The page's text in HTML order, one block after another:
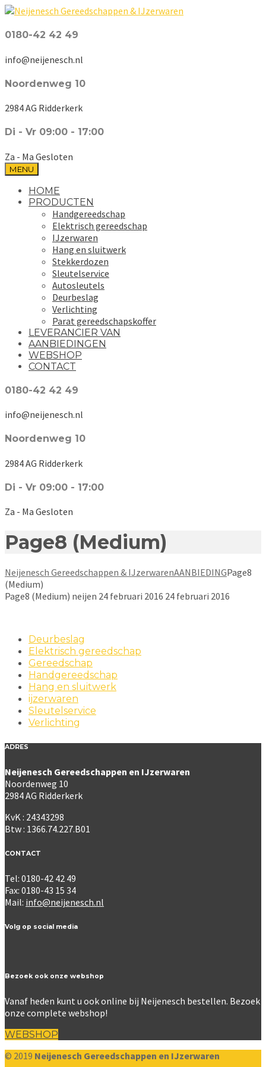
0180-42 42 49
info@neijenesch.nl
Noordenweg 10
2984 AG Ridderkerk
Di - Vr 09:00 - 17:00
Za - Ma Gesloten
MENU
HOME
PRODUCTEN
Handgereedschap
Elektrisch gereedschap
IJzerwaren
Hang en sluitwerk
Stekkerdozen
Sleutelservice
Autosleutels
Deurbeslag
Verlichting
Parat gereedschapskoffer
LEVERANCIER VAN
AANBIEDINGEN
WEBSHOP
CONTACT
0180-42 42 49
info@neijenesch.nl
Noordenweg 10
2984 AG Ridderkerk
Di - Vr 09:00 - 17:00
Za - Ma Gesloten
Page8 (Medium)
Neijenesch Gereedschappen & IJzerwarenAANBIEDINGPage8
(Medium)
Page8 (Medium) neijen 24 februari 2016 24 februari 2016
Deurbeslag
Elektrisch gereedschap
Gereedschap
Handgereedschap
Hang en sluitwerk
ijzerwaren
Sleutelservice
Verlichting
ADRES
Neijenesch Gereedschappen en IJzerwaren
Noordenweg 10
2984 AG Ridderkerk
KvK : 24343298
Btw : 1366.74.227.B01
CONTACT
Tel: 0180-42 42 49
Fax: 0180-43 15 34
Mail: info@neijenesch.nl
Volg op social media
Bezoek ook onze webshop
Vanaf heden kunt u ook online bij Neijenesch bestellen. Bezoek
onze complete webshop!
WEBSHOP
© 2019 Neijenesch Gereedschappen en IJzerwaren